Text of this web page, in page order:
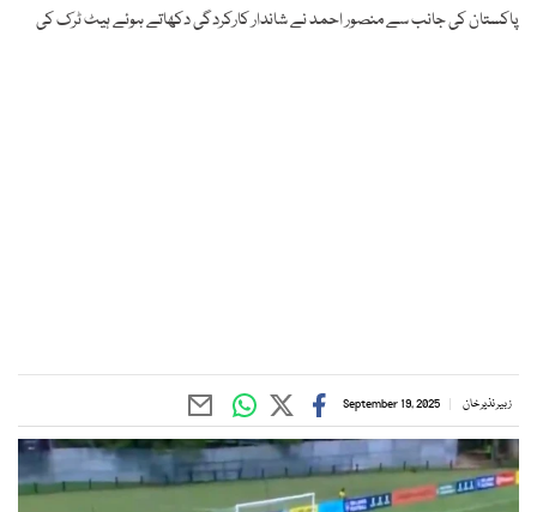
پاکستان کی جانب سے منصور احمد نے شاندار کارکردگی دکھاتے ہوئے ہیٹ ٹرک کی
زبیر نذیر خان September 19, 2025